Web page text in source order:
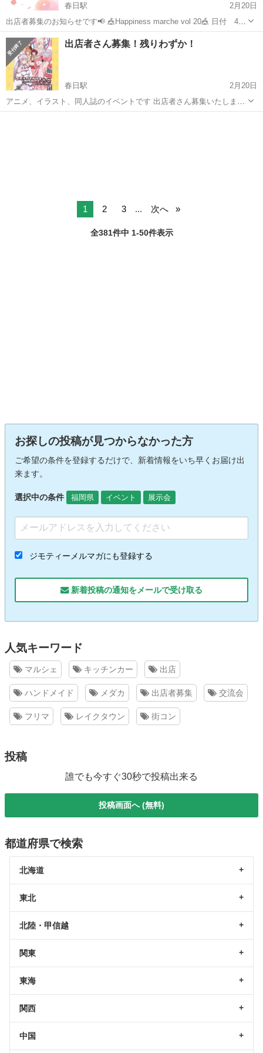
春日駅
2月20日
出店者募集のお知らせです📢 🎪Happiness marche vol 20🎪 日付 4月
12日(土)&13日(日) 両日 10:00〜16:00 場所 春日ふれあい文化
センター (福岡県春日市大谷6丁目...
福岡 春日市 春日駅 展示会 marche
出店者さん募集！残りわずか！
春日駅
2月20日
アニメ、イラスト、同人誌のイベントです 出店者さん募集いたします
【コミックマルシェin KASUGA】 令和7年 4月20日(日) 11:00〜16:00
1 2 3 ... 次へ
全381件中 1-50件表示
お探しの投稿が見つからなかった方
ご希望の条件を登録するだけで、新着情報をいち早くお届け出
来ます。
選択中の条件 福岡県 イベント 展示会
ジモティーメルマガにも登録する
新着投稿の通知をメールで受け取る
人気キーワード
マルシェ キッチンカー 出店
ハンドメイド メダカ 出店者募集 交流会
フリマ レイクタウン 街コン
投稿
誰でも今すぐ30秒で投稿出来る
投稿画面へ (無料)
都道府県で検索
北海道
東北
北陸・甲信越
関東
東海
関西
中国